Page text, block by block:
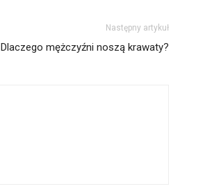
Następny artykuł
Dlaczego mężczyźni noszą krawaty?